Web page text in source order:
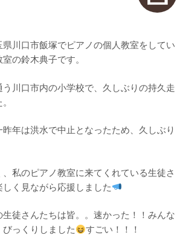
県川口市飯塚でピアノの個人教室をしてい
の鈴木典子です。
川口市内の小学校で、久しぶりの持久走
年は洪水で中止となったため、久しぶり
私のピアノ教室に来てくれている生徒さ
く見ながら応援しました
徒さんたちは皆。。速かった！！みんな
っくりしました
すごい！！！